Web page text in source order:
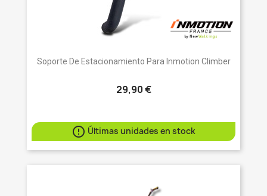
Soporte De Estacionamiento Para Inmotion Climber
29,90 €
 Últimas unidades en stock